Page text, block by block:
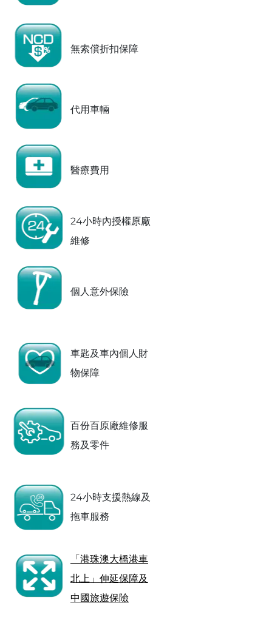
無索償折扣保障
代用車輛
醫療費用
24小時內授權原廠
維修
個人意外保險
車匙及車內個人財
物保障
百份百原廠維修服
務及零件
24小時支援熱線及
拖車服務
「港珠澳大橋港車
北上」伸延保障及
中國旅遊保險